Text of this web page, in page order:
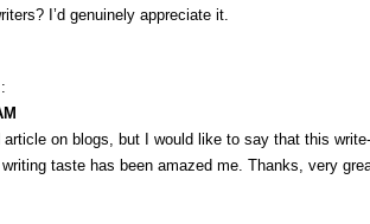
I’d genuinely appreciate it.
article on blogs, but I would like to say that this
taste has been amazed me. Thanks, very